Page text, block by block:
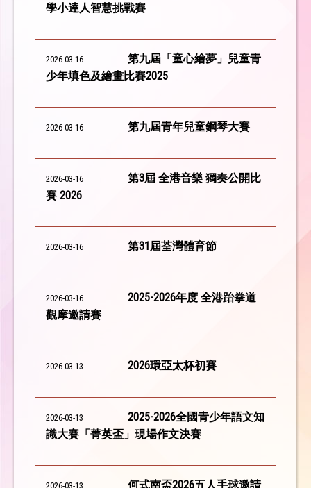
學小達人智慧挑戰賽
2026-03-16
第九屆「童心繪夢」兒童青
少年填色及繪畫比賽2025
2026-03-16 第九屆青年兒童鋼琴大賽
2026-03-16
第3屆 全港音樂 獨奏公開比
賽 2026
2026-03-16 第31屆荃灣體育節
2026-03-16
2025-2026年度 全港跆拳道
觀摩邀請賽
2026-03-13 2026環亞太杯初賽
2026-03-13
2025-2026全國青少年語文知
識大賽「菁英盃」現場作文決賽
2026-03-13 何式南盃2026五人手球邀請